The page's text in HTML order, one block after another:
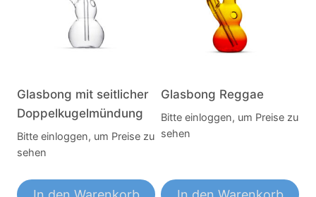
Glasbong mit seitlicher
Doppelkugelmündung
Bitte einloggen, um Preise zu
sehen
Glasbong Reggae
Bitte einloggen, um Preise zu
sehen